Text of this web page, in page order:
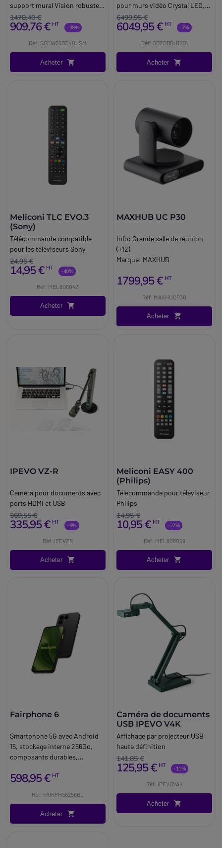
support mural Vision robuste,
idéal pour l'affichage
numérique et les
professionnels.
1478,40 €
909,76 € HT -38%
Réf: SOFW55BZ40LSM
Acheter
pour murs vidéo Crystal LED,
avec rendu couleur riche,
antireflet et installation
6499,95 €
6049,95 € HT -7%
Réf: SOZRDBH12D1
Acheter
Meliconi TLC EVO.3
(Sony)
Télécommande compatible
pour les téléviseurs Sony
24,95 €
14,95 € HT -40%
Réf: MEL808043
Acheter
MAXHUB UC P30
Info: Grande salle de réunion
(+12)
Marque: MAXHUB
1799,95 € HT
Réf: MAXHUCP30
Acheter
IPEVO VZ-R
Caméra pour documents avec
ports HDMI et USB
369,55 €
335,95 € HT -9%
Réf: IPEVZR
Acheter
Meliconi EASY 400
(Philips)
Télécommande pour téléviseur
Philips
14,95 €
10,95 € HT -27%
Réf: MEL808059
Acheter
Fairphone 6
Smartphone 5G avec Android
15, stockage interne 256Go,
composants durables,
jour logicielles jusqu'en 2033.
598,95 € HT
Réf: FAIRPH58256BL
Acheter
Caméra de documents
USB IPEVO V4K
Affichage par projecteur USB
haute définition
141,85 €
125,95 € HT -11%
Réf: IPEVOVAK
Acheter